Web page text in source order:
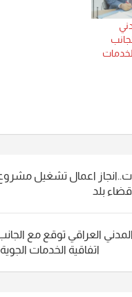
اعمال تشغيل مشروع
بلد
العراقي توقع مع
اتفاقية الخدمات